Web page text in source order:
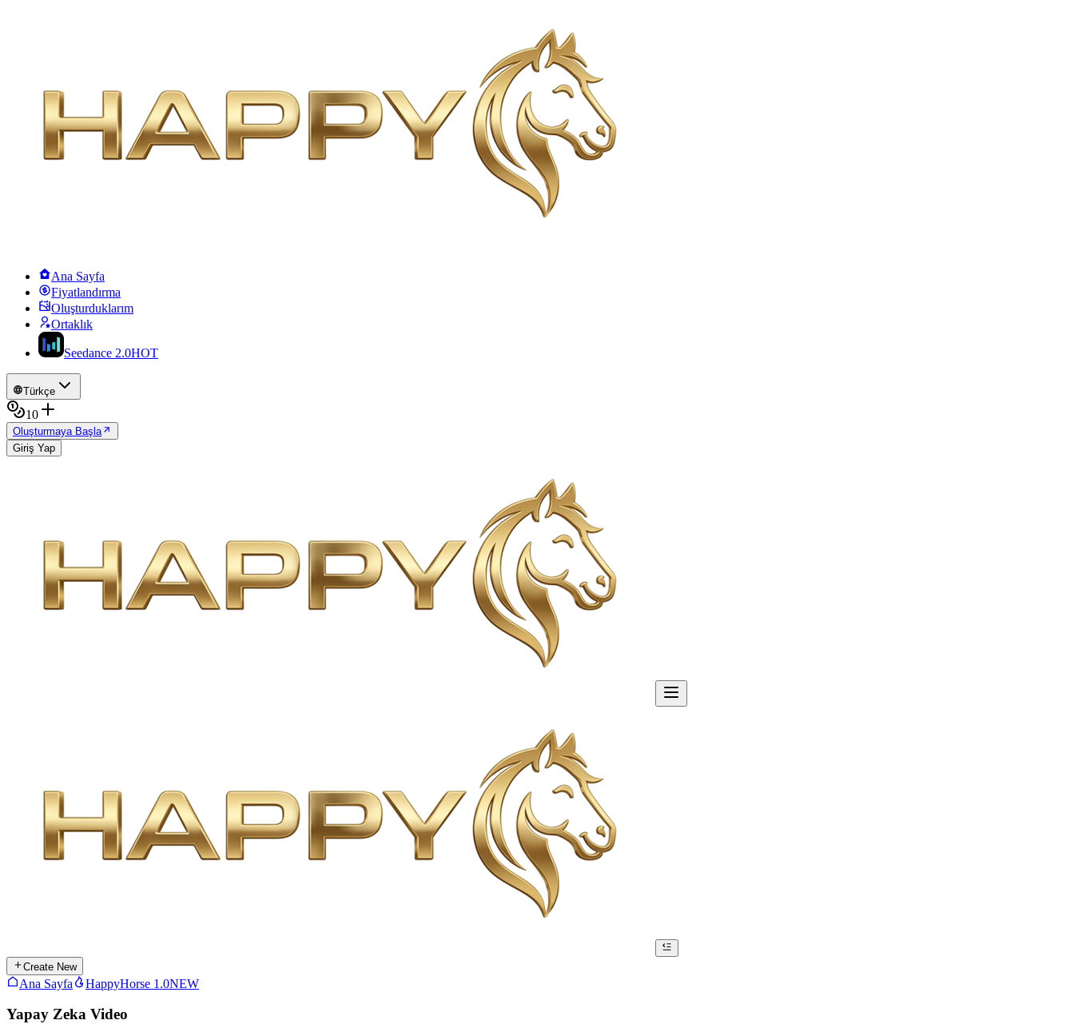
Ana Sayfa
Fiyatlandırma
Oluşturduklarım
Ortaklık
Seedance 2.0HOT
Türkçe
10
Oluşturmaya Başla
Giriş Yap
Create New
Ana Sayfa HappyHorse 1.0NEW
Yapay Zeka Video